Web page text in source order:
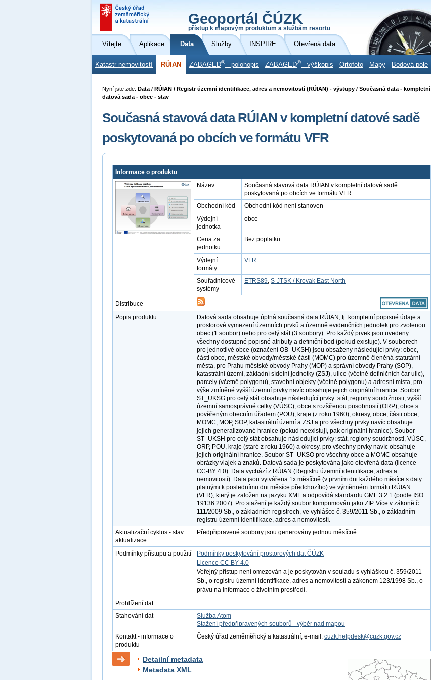
Geoportál ČÚZK
přístup k mapovým produktům a službám resortu
Vítejte Aplikace Data Služby INSPIRE Otevřená data
Katastr nemovitostí RÚIAN ZABAGED® - polohopis ZABAGED® - výškopis Ortofoto Mapy Bodová pole
Nyní jste zde: Data / RÚIAN / Registr územní identifikace, adres a nemovitostí (RÚIAN) - výstupy / Současná data - kompletní
datová sada - obce - stav
Současná stavová data RÚIAN v kompletní datové sadě
poskytovaná po obcích ve formátu VFR
Informace o produktu
Název
Současná stavová data RÚIAN v kompletní datové sadě
poskytovaná po obcích ve formátu VFR
Obchodní kód
Obchodní kód není stanoven
Výdejní
jednotka
obce
Cena za
jednotku
Bez poplatků
Výdejní
formáty
VFR
Souřadnicové
systémy
ETRS89, S-JTSK / Krovak East North
Distribuce
Popis produktu
Datová sada obsahuje úplná současná data RÚIAN, tj. kompletní popisné údaje a
prostorové vymezení územních prvků a územně evidenčních jednotek pro zvolenou
obec (1 soubor) nebo pro celý stát (3 soubory). Pro každý prvek jsou uvedeny
všechny dostupné popisné atributy a definiční bod (pokud existuje). V souborech
pro jednotlivé obce (označení OB_UKSH) jsou obsaženy následující prvky: obec,
části obce, městské obvody/městské části (MOMC) pro územně členěná statutární
města, pro Prahu městské obvody Prahy (MOP) a správní obvody Prahy (SOP),
katastrální území, základní sídelní jednotky (ZSJ), ulice (včetně definičních čar ulic),
parcely (včetně polygonu), stavební objekty (včetně polygonu) a adresní místa, pro
výše zmíněné vyšší územní prvky navíc obsahuje jejich originální hranice. Soubor
ST_UKSG pro celý stát obsahuje následující prvky: stát, regiony soudržnosti, vyšší
územní samosprávné celky (VÚSC), obce s rozšířenou působností (ORP), obce s
pověřeným obecním úřadem (POU), kraje (z roku 1960), okresy, obce, části obce,
MOMC, MOP, SOP, katastrální území a ZSJ a pro všechny prvky navíc obsahuje
jejich generalizované hranice (pokud neexistují, pak originální hranice). Soubor
ST_UKSH pro celý stát obsahuje následující prvky: stát, regiony soudržnosti, VÚSC,
ORP, POU, kraje (staré z roku 1960) a okresy, pro všechny prvky navíc obsahuje
jejich originální hranice. Soubor ST_UKSO pro všechny obce a MOMC obsahuje
obrázky vlajek a znaků. Datová sada je poskytována jako otevřená data (licence
CC-BY 4.0). Data vychází z RÚIAN (Registru územní identifikace, adres a
nemovitostí). Data jsou vytvářena 1x měsíčně (v prvním dni každého měsíce s daty
platnými k poslednímu dni měsíce předchozího) ve výměnném formátu RÚIAN
(VFR), který je založen na jazyku XML a odpovídá standardu GML 3.2.1 (podle ISO
19136:2007). Pro stažení je každý soubor komprimován jako ZIP. Více v zákoně č.
111/2009 Sb., o základních registrech, ve vyhlášce č. 359/2011 Sb., o základním
registru územní identifikace, adres a nemovitostí.
Aktualizační cyklus - stav
aktualizace
Předpřipravené soubory jsou generovány jednou měsíčně.
Podmínky přístupu a použití
Podmínky poskytování prostorových dat ČÚZK
Licence CC BY 4.0
Veřejný přístup není omezován a je poskytován v souladu s vyhláškou č. 359/2011
Sb., o registru územní identifikace, adres a nemovitostí a zákonem 123/1998 Sb., o
právu na informace o životním prostředí.
Prohlížení dat
Stahování dat
Služba Atom
Stažení předpřipravených souborů - výběr nad mapou
Kontakt - informace o
produktu
Český úřad zeměměřický a katastrální, e-mail: cuzk.helpdesk@cuzk.gov.cz
Detailní metadata
Metadata XML